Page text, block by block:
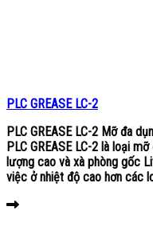
PLC GREASE LC-2
PLC GREASE LC-2 Mỡ đa
PLC GREASE LC-2 là loại
lượng cao và xà phòng gốc
việc ở nhiệt độ cao hơn các